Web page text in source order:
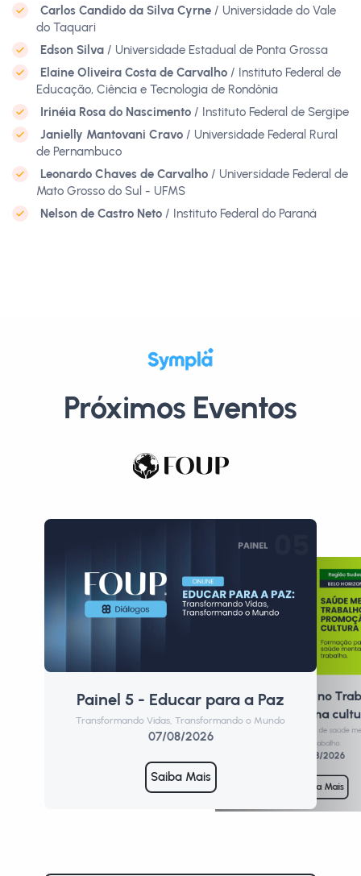
Carlos Candido da Silva Cyrne / Universidade do Vale
do Taquari
Edson Silva / Universidade Estadual de Ponta Grossa
Elaine Oliveira Costa de Carvalho / Instituto Federal de
Educação, Ciência e Tecnologia de Rondônia
Irinéia Rosa do Nascimento / Instituto Federal de Sergipe
Janielly Mantovani Cravo / Universidade Federal Rural
de Pernambuco
Leonardo Chaves de Carvalho / Universidade Federal de
Mato Grosso do Sul - UFMS
Nelson de Castro Neto / Instituto Federal do Paraná
Próximos Eventos
Painel 5 - Educar para a Paz
Transformando Vidas, Transformando o Mundo
07/08/2026
Saiba Mais
Saúde Mental no
Promoção de uma
Formação para profissionais de saúde
de trabalho.
10/08/2026
Saiba Mais